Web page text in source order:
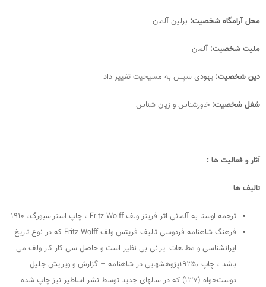
محل آرامگاه شخصیت: برلین آلمان
ملیت شخصیت: آلمان
دین شخصیت: یهودی سپس به مسیحیت تغییر داد
شغل شخصیت: خاورشناس و زیان شناس
آثار و فعالیت ها :
تالیف ها
ترجمه اوستا به آلمانی اثر فریتز ولف Fritz Wolff ، چاپ استراسبورگ، ۱۹۱۰
فرهنگ شاهنامه فردوسی تالیف فریتس ولف Fritz Wolff که در نوع تاریخ
ایرانشناسی و مطالعات ایرانی بی نظیر است و حاصل سی کار کار ولف می
باشد ، چاپ ۱۹۳۵٫پژوهشهایی در شاهنامه – گزارش و ویرایش جلیل
دوست‌خواه (۱۳۷) که در سالهای جدید توسط نشر اساطیر نیز چاپ شده